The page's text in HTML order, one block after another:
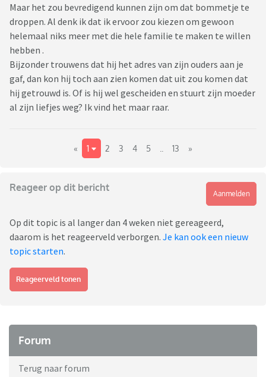
Maar het zou bevredigend kunnen zijn om dat bommetje te
droppen. Al denk ik dat ik ervoor zou kiezen om gewoon
helemaal niks meer met die hele familie te maken te willen
hebben .
Bijzonder trouwens dat hij het adres van zijn ouders aan je
gaf, dan kon hij toch aan zien komen dat uit zou komen dat
hij getrouwd is. Of is hij wel gescheiden en stuurt zijn moeder
al zijn liefjes weg? Ik vind het maar raar.
« 1 2 3 4 5 13 »
Reageer op dit bericht
Aanmelden
Op dit topic is al langer dan 4 weken niet gereageerd,
daarom is het reageerveld verborgen. Je kan ook een nieuw
topic starten.
Reageerveld tonen
Forum
Terug naar forum